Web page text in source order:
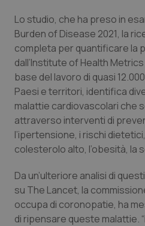
Tumore ovarico
Tumori del Polmone
Tumori
Ulcera & Reflusso
Vaccini
Lo studio, che ha preso in
Burden of Disease 2021, la
completa per quantificare la
dall’Institute of Health
base del lavoro di quasi
Paesi e territori, identifica
malattie cardiovascolari che
attraverso interventi di
l’ipertensione, i rischi
colesterolo alto, l’obesità, la
Da un’ulteriore analisi di
su The Lancet, la
occupa di coronopatie, ha
di ripensare queste malattie.